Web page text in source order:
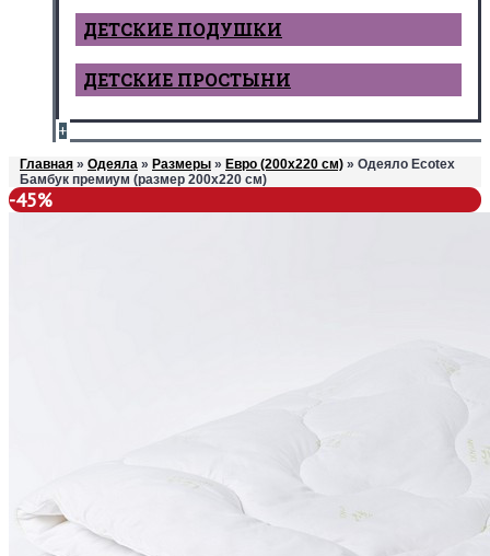
ДЕТСКИЕ ПОДУШКИ
ДЕТСКИЕ ПРОСТЫНИ
+
Главная » Одеяла » Размеры » Евро (200х220 см) » Одеяло Ecotex
Бамбук премиум (размер 200х220 см)
-45%